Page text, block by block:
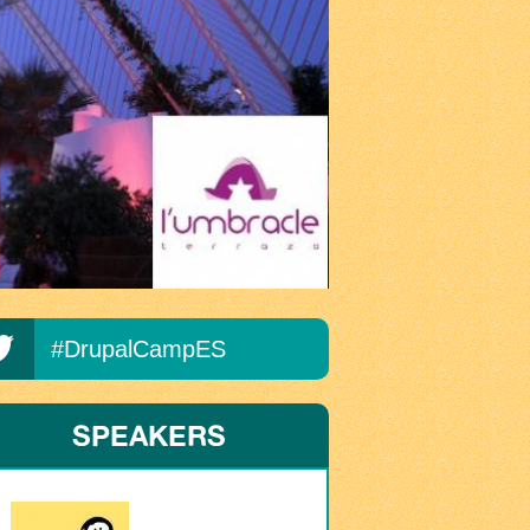
#DrupalCampES
SPEAKERS